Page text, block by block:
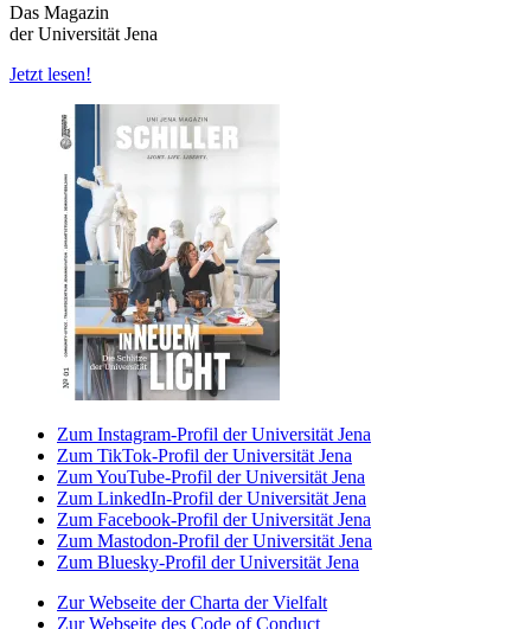
Das Magazin
der Universität Jena
Jetzt lesen!
Zum Instagram-Profil der Universität Jena
Zum TikTok-Profil der Universität Jena
Zum YouTube-Profil der Universität Jena
Zum LinkedIn-Profil der Universität Jena
Zum Facebook-Profil der Universität Jena
Zum Mastodon-Profil der Universität Jena
Zum Bluesky-Profil der Universität Jena
Zur Webseite der Charta der Vielfalt
Zur Webseite des Code of Conduct